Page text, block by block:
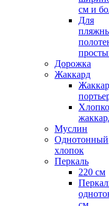
см и
Для
Дорожка
Жаккард
Муслин
Однотонный
хлопок
Перкаль
220 см